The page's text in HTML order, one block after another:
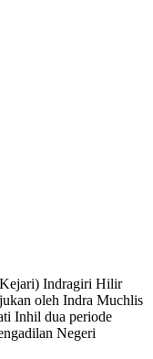
Indragiri Hilir
oleh Indra Muchlis
Inhil dua periode
Negeri